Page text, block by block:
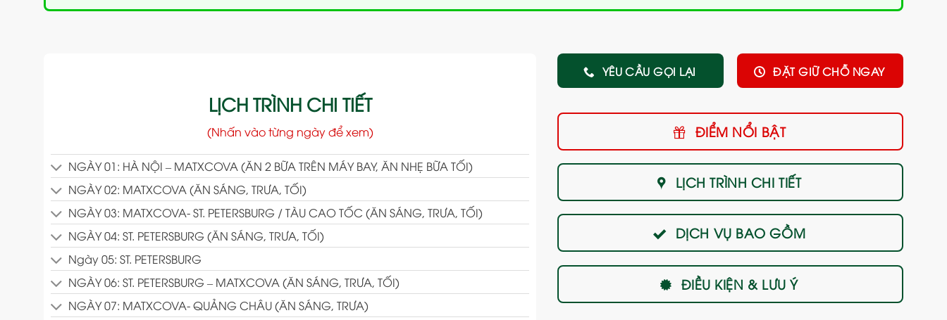
LỊCH TRÌNH CHI TIẾT
(Nhấn vào từng ngày để xem)
NGÀY 01: HÀ NỘI – MATXCOVA (ĂN 2 BỮA TRÊN MÁY BAY, ĂN NHẸ BỮA TỐI)
NGÀY 02: MATXCOVA (ĂN SÁNG, TRƯA, TỐI)
NGÀY 03: MATXCOVA- ST. PETERSBURG / TÀU CAO TỐC (ĂN SÁNG, TRƯA, TỐI)
NGÀY 04: ST. PETERSBURG (ĂN SÁNG, TRƯA, TỐI)
Ngày 05: ST. PETERSBURG
NGÀY 06: ST. PETERSBURG – MATXCOVA (ĂN SÁNG, TRƯA, TỐI)
NGÀY 07: MATXCOVA- QUẢNG CHÂU (ĂN SÁNG, TRƯA)
YÊU CẦU GỌI LẠI ĐẶT GIỮ CHỖ NGAY
ĐIỂM NỔI BẬT
LỊCH TRÌNH CHI TIẾT
DỊCH VỤ BAO GỒM
ĐIỀU KIỆN & LƯU Ý